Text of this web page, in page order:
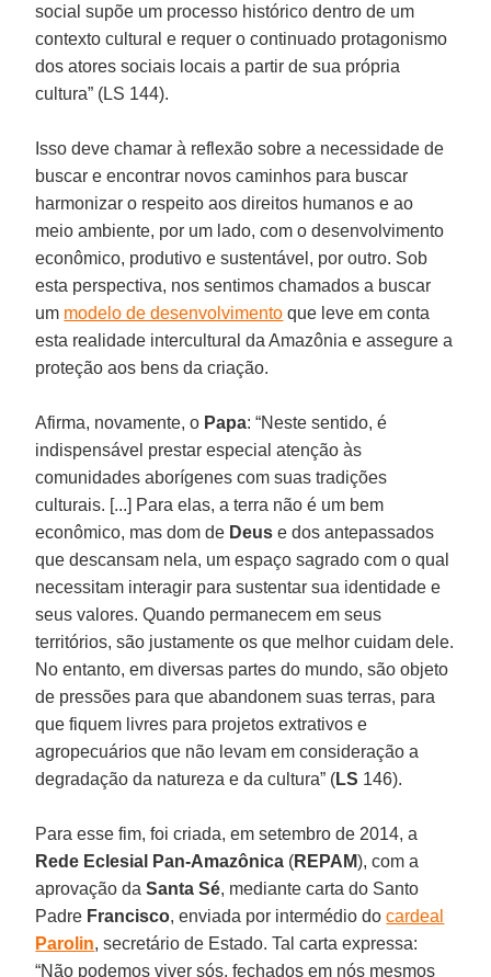
social supõe um processo histórico dentro de um
contexto cultural e requer o continuado protagonismo
dos atores sociais locais a partir de sua própria
cultura” (LS 144).
Isso deve chamar à reflexão sobre a necessidade de
buscar e encontrar novos caminhos para buscar
harmonizar o respeito aos direitos humanos e ao
meio ambiente, por um lado, com o desenvolvimento
econômico, produtivo e sustentável, por outro. Sob
esta perspectiva, nos sentimos chamados a buscar
um modelo de desenvolvimento que leve em conta
esta realidade intercultural da Amazônia e assegure a
proteção aos bens da criação.
Afirma, novamente, o Papa: “Neste sentido, é
indispensável prestar especial atenção às
comunidades aborígenes com suas tradições
culturais. [...] Para elas, a terra não é um bem
econômico, mas dom de Deus e dos antepassados
que descansam nela, um espaço sagrado com o qual
necessitam interagir para sustentar sua identidade e
seus valores. Quando permanecem em seus
territórios, são justamente os que melhor cuidam dele.
No entanto, em diversas partes do mundo, são objeto
de pressões para que abandonem suas terras, para
que fiquem livres para projetos extrativos e
agropecuários que não levam em consideração a
degradação da natureza e da cultura” (LS 146).
Para esse fim, foi criada, em setembro de 2014, a
Rede Eclesial Pan-Amazônica (REPAM), com a
aprovação daSanta Sé, mediante carta do Santo
Padre Francisco, enviada por intermédio docardeal
Parolin, secretário de Estado. Tal carta expressa:
“Não podemos viver sós, fechados em nós mesmos